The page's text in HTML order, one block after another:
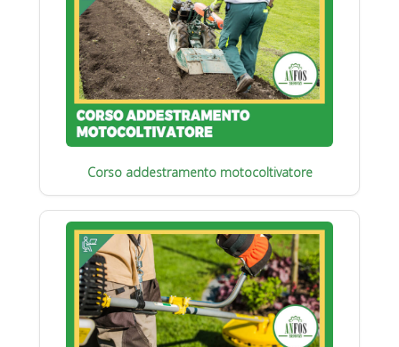
Corso addestramento motocoltivatore